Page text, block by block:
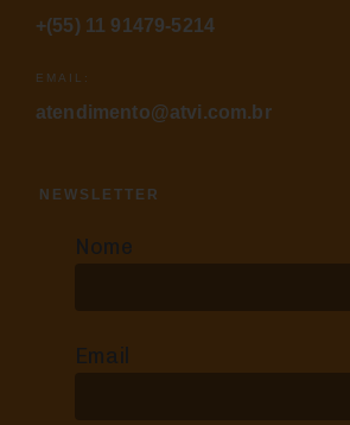
+(55) 11 91479-5214
EMAIL:
atendimento@atvi.com.br
NEWSLETTER
Nome
Email